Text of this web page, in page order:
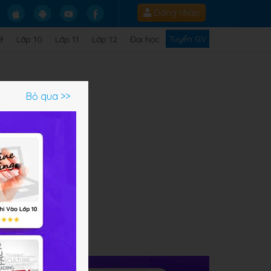
Đăng nhập
Lớp 10 Lớp 11 Lớp 12 Đại học Tuyển GV
Bỏ qua >>